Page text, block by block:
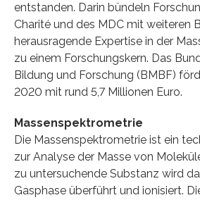
entstanden. Darin bündeln
Charité und des MDC mit weiteren
herausragende Expertise in der
zu einem Forschungskern. Das
Bildung und Forschung (BMBF)
2020 mit rund 5,7 Millionen Euro.
Massenspektrometrie
Die Massenspektrometrie ist ein
zur Analyse der Masse von
zu untersuchende Substanz wird
Gasphase überführt und ionisiert.